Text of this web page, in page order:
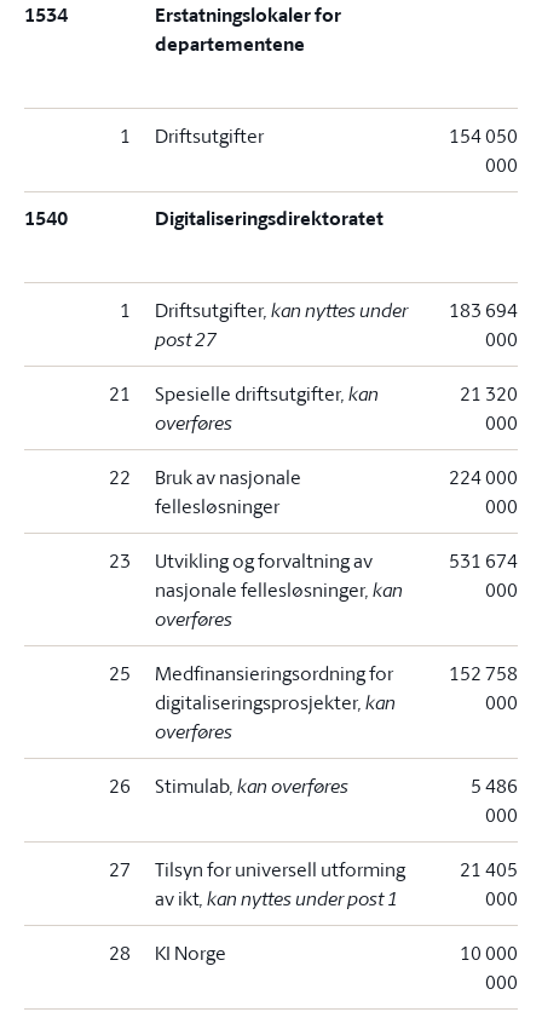
1534
Erstatningslokaler for
departementene
1 Driftsutgifter
154 050
000
1540 Digitaliseringsdirektoratet
1 Driftsutgifter, kan nyttes under
post 27
183 694
000
21 Spesielle driftsutgifter, kan
overføres
21 320
000
22
Bruk av nasjonale
fellesløsninger
224 000
000
23
Utvikling og forvaltning av
nasjonale fellesløsninger, kan
overføres
531 674
000
25
Medfinansieringsordning for
digitaliseringsprosjekter, kan
overføres
152 758
000
26 Stimulab, kan overføres
5 486
000
27
Tilsyn for universell utforming
av ikt, kan nyttes under post 1
21 405
000
28 KI Norge
10 000
000